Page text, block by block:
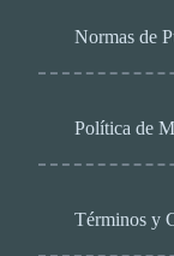
Normas de
Política de
Términos y